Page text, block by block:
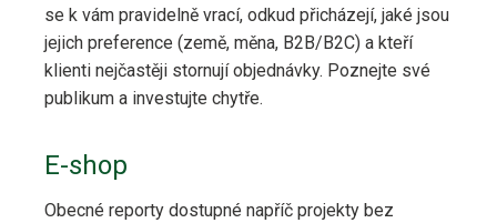
se k vám pravidelně vrací, odkud přicházejí, jaké jsou
jejich preference (země, měna, B2B/B2C) a kteří
klienti nejčastěji stornují objednávky. Poznejte své
publikum a investujte chytře.
E-shop
Obecné reporty dostupné napříč projekty bez